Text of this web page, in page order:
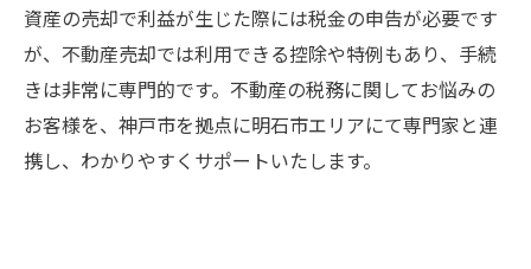
資産の売却で利益が生じた際には税金の申告が必要です
が、不動産売却では利用できる控除や特例もあり、手続
きは非常に専門的です。不動産の税務に関してお悩みの
お客様を、神戸市を拠点に明石市エリアにて専門家と連
携し、わかりやすくサポートいたします。
お問い合わせはこちら